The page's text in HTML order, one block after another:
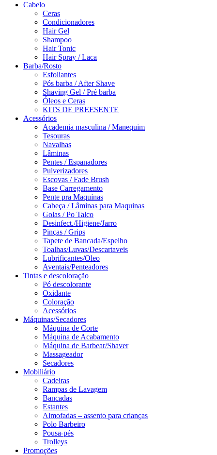
Cabelo
Ceras
Condicionadores
Hair Gel
Shampoo
Hair Tonic
Hair Spray / Laca
Barba/Rosto
Esfoliantes
Pós barba / After Shave
Shaving Gel / Pré barba
Óleos e Ceras
KITS DE PREESENTE
Acessórios
Academia masculina / Manequim
Tesouras
Navalhas
Lâminas
Pentes / Espanadores
Pulverizadores
Escovas / Fade Brush
Base Carregamento
Pente pra Maquínas
Cabeça / Lâminas para Maquinas
Golas / Po Talco
Desinfect./Higiene/Jarro
Pinças / Grips
Tapete de Bancada/Espelho
Toalhas/Luvas/Descartaveis
Lubrificantes/Oleo
Aventais/Penteadores
Tintas e descoloração
Pó descolorante
Oxidante
Coloração
Acessórios
Máquinas/Secadores
Máquina de Corte
Máquina de Acabamento
Máquina de Barbear/Shaver
Massageador
Secadores
Mobiliário
Cadeiras
Rampas de Lavagem
Bancadas
Estantes
Almofadas – assento para crianças
Polo Barbeiro
Pousa-pés
Trolleys
Promoções